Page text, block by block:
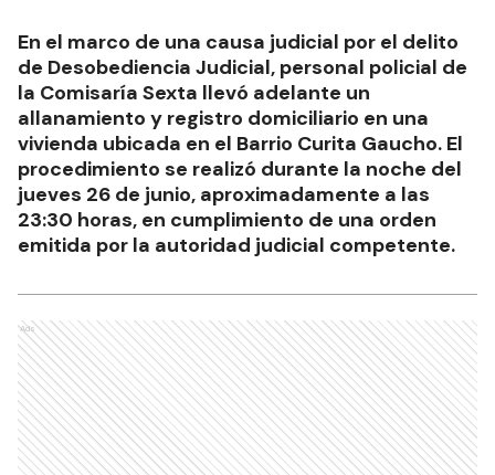
En el marco de una causa judicial por el delito
de Desobediencia Judicial, personal policial de
la Comisaría Sexta llevó adelante un
allanamiento y registro domiciliario en una
vivienda ubicada en el Barrio Curita Gaucho. El
procedimiento se realizó durante la noche del
jueves 26 de junio, aproximadamente a las
23:30 horas, en cumplimiento de una orden
emitida por la autoridad judicial competente.
Ads